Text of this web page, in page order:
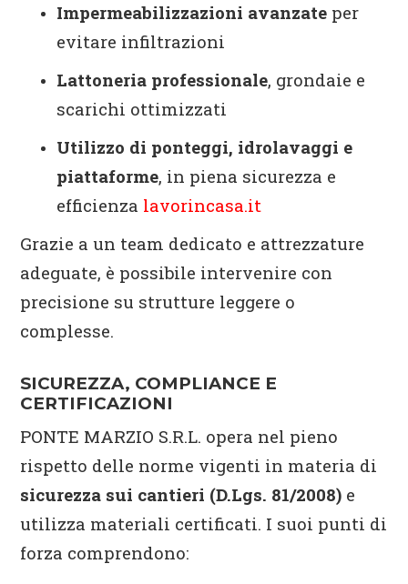
Impermeabilizzazioni avanzate per
evitare infiltrazioni
Lattoneria professionale, grondaie e
scarichi ottimizzati
Utilizzo di ponteggi, idrolavaggi e
piattaforme, in piena sicurezza e
efficienza lavorincasa.it
Grazie a un team dedicato e attrezzature
adeguate, è possibile intervenire con
precisione su strutture leggere o
complesse.
SICUREZZA, COMPLIANCE E
CERTIFICAZIONI
PONTE MARZIO S.R.L. opera nel pieno
rispetto delle norme vigenti in materia di
sicurezza sui cantieri (D.Lgs. 81/2008) e
utilizza materiali certificati. I suoi punti di
forza comprendono: